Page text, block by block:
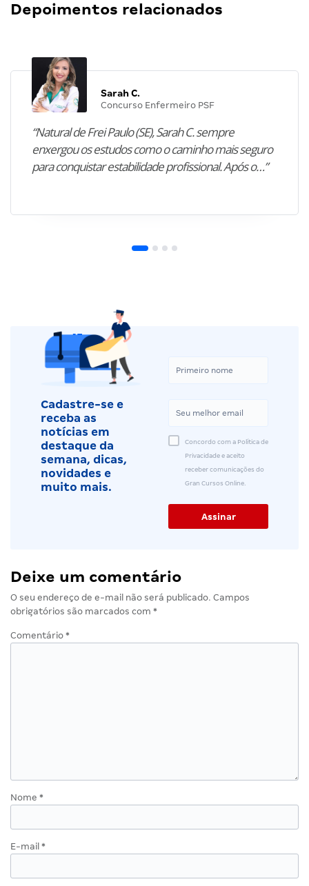
Depoimentos relacionados
Sarah C.
Concurso Enfermeiro PSF
“Natural de Frei Paulo (SE), Sarah C. sempre
enxergou os estudos como o caminho mais seguro
para conquistar estabilidade profissional. Após o…”
Cadastre-se e
receba as
notícias em
destaque da
semana, dicas,
novidades e
muito mais.
Concordo com a Política de
Privacidade e aceito
receber comunicações do
Gran Cursos Online.
Deixe um comentário
O seu endereço de e-mail não será publicado. Campos
obrigatórios são marcados com *
Comentário *
Nome *
E-mail *